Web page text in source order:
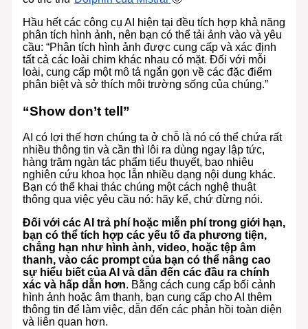
Hầu hết các công cụ AI hiện tại đều tích hợp khả năng
phân tích hình ảnh, nên bạn có thể tải ảnh vào và yêu
cầu: “Phân tích hình ảnh được cung cấp và xác định
tất cả các loài chim khác nhau có mặt. Đối với mỗi
loài, cung cấp một mô tả ngắn gọn về các đặc điểm
phân biệt và sở thích môi trường sống của chúng.”
“Show don’t tell”
AI có lợi thế hơn chúng ta ở chỗ là nó có thể chứa rất
nhiều thông tin và cần thì lôi ra dùng ngay lập tức,
hàng trăm ngàn tác phẩm tiểu thuyết, bao nhiêu
nghiên cứu khoa học lẫn nhiều dạng nội dung khác.
Bạn có thể khai thác chúng một cách nghệ thuật
thông qua việc yêu cầu nó: hãy kể, chứ đừng nói.
Đối với các AI trả phí hoặc miễn phí trong giới hạn,
bạn có thể tích hợp các yếu tố đa phương tiện,
chẳng hạn như hình ảnh, video, hoặc tệp âm
thanh, vào các prompt của bạn có thể nâng cao
sự hiểu biết của AI và dẫn đến các đầu ra chính
xác và hấp dẫn hơn. Bằng cách cung cấp bối cảnh
hình ảnh hoặc âm thanh, bạn cung cấp cho AI thêm
thông tin để làm việc, dẫn đến các phản hồi toàn diện
và liên quan hơn.